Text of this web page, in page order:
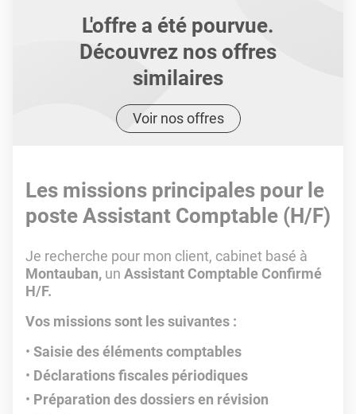
L'offre a été pourvue.
Découvrez nos offres
similaires
Voir nos offres
Les missions principales pour le
poste Assistant Comptable (H/F)
Je recherche pour mon client, cabinet basé à
Montauban, un Assistant Comptable Confirmé
H/F.
Vos missions sont les suivantes :
Saisie des éléments comptables
Déclarations fiscales périodiques
Préparation des dossiers en révision